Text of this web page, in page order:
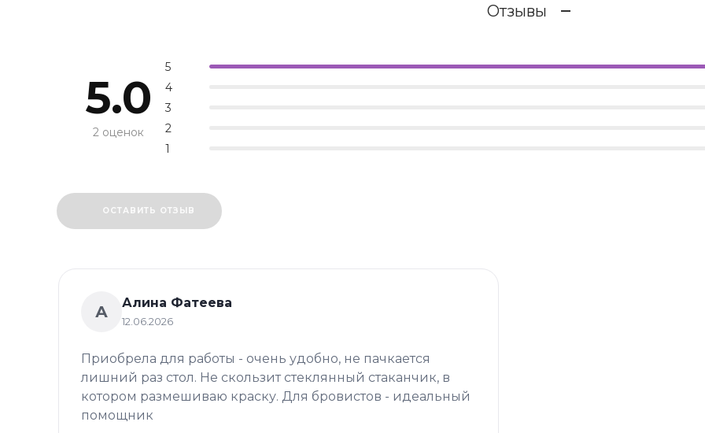
Отзывы
5.0
2 оценок
5
4
3
2
1
ОСТАВИТЬ ОТЗЫВ
А Алина Фатеева
12.06.2026
Приобрела для работы - очень удобно, не пачкается
лишний раз стол. Не скользит стеклянный стаканчик, в
котором размешиваю краску. Для бровистов - идеальный
помощник